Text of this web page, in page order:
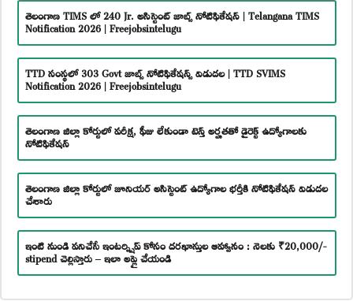
తెలంగాణ TIMS లో 240 Jr. అసిస్టెంట్ జాబ్స్ నోటిఫికేషన్ | Telangana TIMS
Notification 2026 | Freejobsintelugu
TTD సంస్థలో 303 Govt జాబ్స్ నోటిఫికేషన్స్ విడుదల | TTD SVIMS
Notification 2026 | Freejobsintelugu
తెలంగాణ జిల్లా కోర్టులో పరీక్ష, ఫీజు లేకుండా టెన్త్ అర్హతతో డైరెక్ట్ ఉద్యోగాలకు
నోటిఫికేషన్
తెలంగాణ జిల్లా కోర్టులో జూనియర్ అసిస్టెంట్ ఉద్యోగాల భర్తీకి నోటిఫికేషన్ విడుదల
చేశారు
ఇంటి నుండి పనిచేసే ఇంటర్న్షిప్ కోసం దరఖాస్తుల ఆహ్వానం : నెలకు ₹20,000/-
stipend చెల్లిస్తారు – ఇలా అప్లై చేయండి